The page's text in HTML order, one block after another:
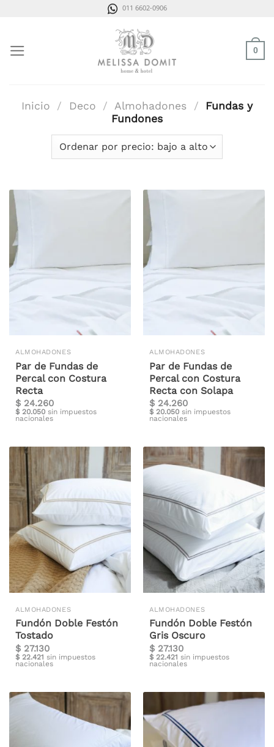
011 6602-0906
0
Inicio / Deco / Almohadones /
Fundas y
Fundones
ALMOHADONES
Par de Fundas de
Percal con Costura
Recta
$ 24.260
$ 20.050 sin impuestos
nacionales
ALMOHADONES
Par de Fundas de
Percal con Costura
Recta con Solapa
$ 24.260
$ 20.050 sin impuestos
nacionales
ALMOHADONES
Fundón Doble Festón
Tostado
$ 27.130
$ 22.421 sin impuestos
nacionales
ALMOHADONES
Fundón Doble Festón
Gris Oscuro
$ 27.130
$ 22.421 sin impuestos
nacionales